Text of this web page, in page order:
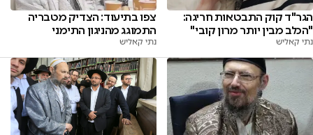
הגר"ד קוק התבטאות חריגה:
"הכלב מבין יותר מרון קובי"
נתי קאליש
צפו בתיעוד: הצדיק מטבריה
התמוגג מהניגון התימני
נתי קאליש